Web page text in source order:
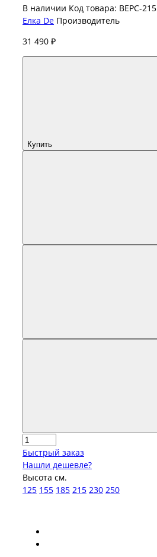
В наличии Код товара: ВЕРС-215
Елка De Производитель
31 490 ₽
Купить
Быстрый заказ
Нашли дешевле?
Высота см.
125 155 185 215 230 250